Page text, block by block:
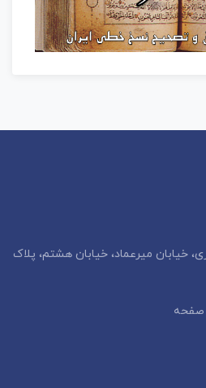
خیابان میرعماد، خیابان هشتم، پلاک
صفحه